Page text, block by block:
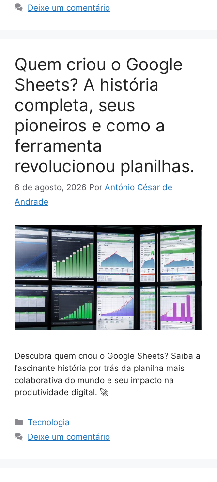
Deixe um comentário
Quem criou o Google
Sheets? A história
completa, seus
pioneiros e como a
ferramenta
revolucionou planilhas.
6 de agosto, 2026 Por António César de
Andrade
Descubra quem criou o Google Sheets? Saiba a
fascinante história por trás da planilha mais
colaborativa do mundo e seu impacto na
produtividade digital. 🚀
Categorias
Tecnologia
Deixe um comentário